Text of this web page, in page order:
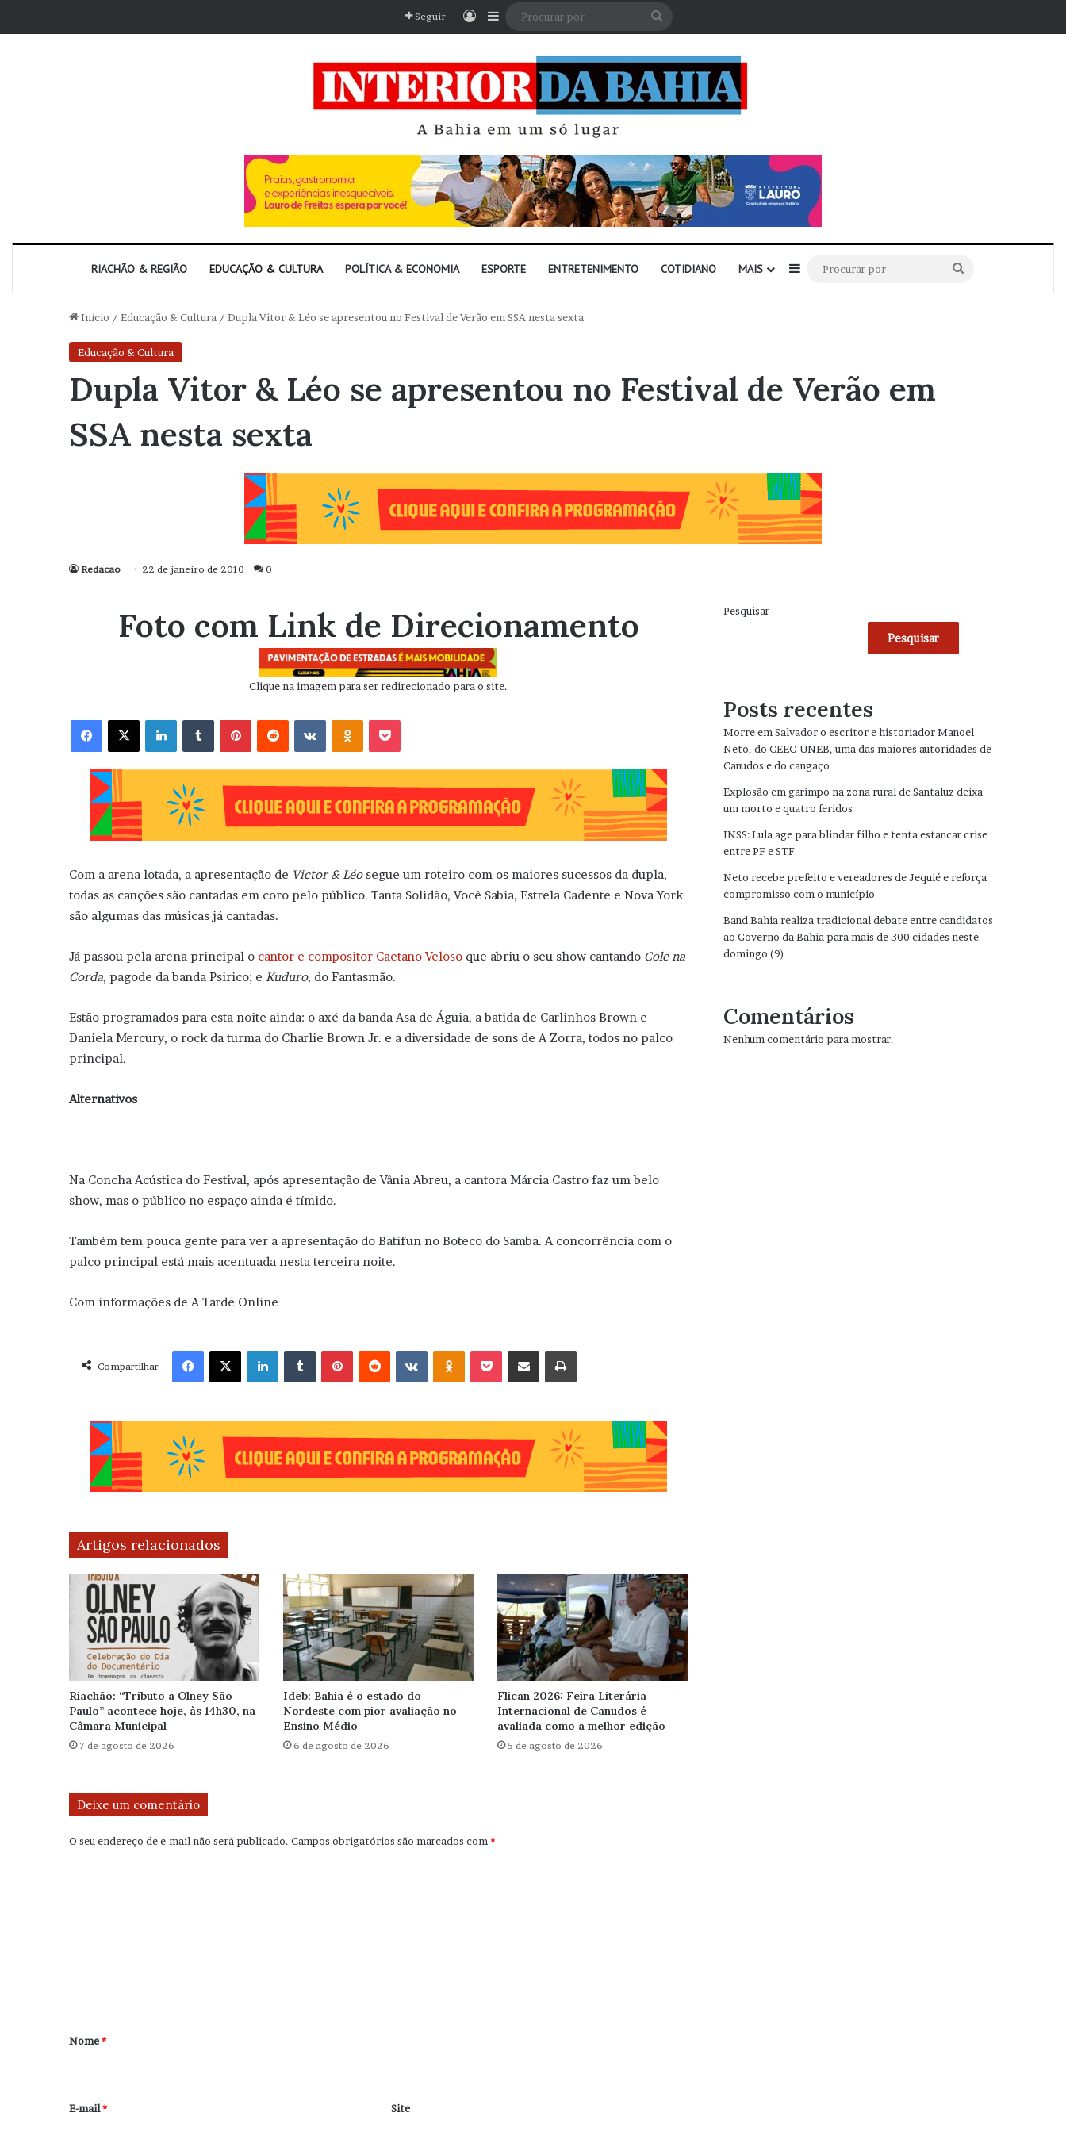
Seguir EntrarBarra Lateral
RIACHÃO & REGIÃO EDUCAÇÃO & CULTURA POLÍTICA & ECONOMIA ESPORTE ENTRETENIMENTO COTIDIANO MAIS Barra Lateral
por
Início / Educação & Cultura / Dupla Vitor & Léo se apresentou no Festival de Verão em SSA nesta sexta
Educação & Cultura
Dupla Vitor & Léo se apresentou no Festival de Verão em
SSA nesta sexta
Redacao 22 de janeiro de 2010 0
Foto com Link de Direcionamento
Clique na imagem para ser redirecionado para o site.
Facebook X Linkedin VK OK
Com a arena lotada, a apresentação de Victor & Léosegue um roteiro com os maiores sucessos da dupla,
todas as canções são cantadas em coro pelo público. Tanta Solidão, Você Sabia, Estrela Cadente e Nova York
são algumas das músicas já cantadas.
Já passou pela arena principal o cantor e compositor Caetano Veloso que abriu o seu show cantando Cole na
Corda, pagode da banda Psirico; e Kuduro, do Fantasmão.
Estão programados para esta noite ainda: o axé da banda Asa de Águia, a batida de Carlinhos Brown e
Daniela Mercury, o rock da turma do Charlie Brown Jr. e a diversidade de sons de A Zorra, todos no palco
principal.
Alternativos
Na Concha Acústica do Festival, após apresentação de Vânia Abreu, a cantora Márcia Castro faz um belo
show, mas o público no espaço ainda é tímido.
Também tem pouca gente para ver a apresentação do Batifun no Boteco do Samba. A concorrência com o
palco principal está mais acentuada nesta terceira noite.
Com informações de A Tarde Online
Compartilhar
Facebook X Linkedin VK OK
Artigos relacionados
Riachão: “Tributo a Olney São
Paulo” acontece hoje, às 14h30, na
Câmara Municipal
7 de agosto de 2026
Ideb: Bahia é o estado do
Nordeste com pior avaliação no
Ensino Médio
6 de agosto de 2026
Flican 2026: Feira Literária
Internacional de Canudos é
avaliada como a melhor edição
5 de agosto de 2026
Deixe um comentário
O seu endereço de e-mail não será publicado. Campos obrigatórios são marcados com*
r
*
Nome*
E-mail* Site
Pesquisar
Pesquisar
Posts recentes
Morre em Salvador o escritor e historiador Manoel
Neto, do CEEC-UNEB, uma das maiores autoridades de
Canudos e do cangaço
Explosão em garimpo na zona rural de Santaluz deixa
um morto e quatro feridos
INSS: Lula age para blindar filho e tenta estancar crise
entre PF e STF
Neto recebe prefeito e vereadores de Jequié e reforça
compromisso com o município
Band Bahia realiza tradicional debate entre candidatos
ao Governo da Bahia para mais de 300 cidades neste
domingo (9)
Comentários
Nenhum comentário para mostrar.